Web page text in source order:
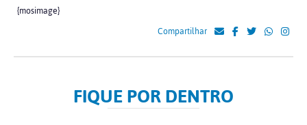
{mosimage}
Compartilhar
FIQUE POR DENTRO